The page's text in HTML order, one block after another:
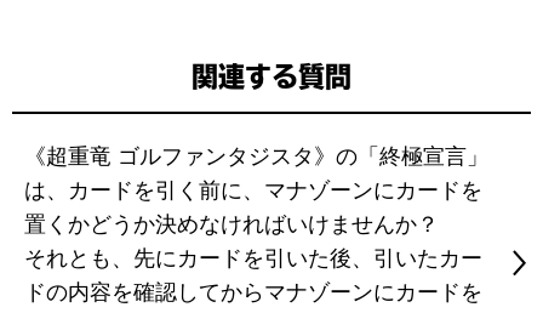
関連する質問
《超重竜 ゴルファンタジスタ》の「終極宣言」
は、カードを引く前に、マナゾーンにカードを
置くかどうか決めなければいけませんか？
それとも、先にカードを引いた後、引いたカー
ドの内容を確認してからマナゾーンにカードを